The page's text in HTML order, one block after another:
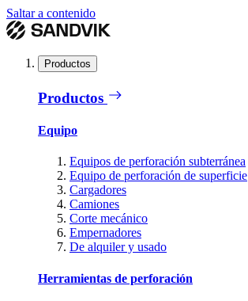
Saltar a contenido
Productos
Productos
Equipo
Equipos de perforación subterránea
Equipo de perforación de superficie
Cargadores
Camiones
Corte mecánico
Empernadores
De alquiler y usado
Herramientas de perforación